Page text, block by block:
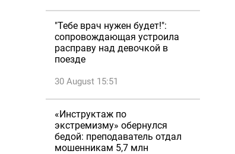
"Тебе врач нужен будет!":
сопровождающая устроила
расправу над девочкой в
поезде
30 August 15:51
«Инструктаж по
экстремизму» обернулся
бедой: преподаватель отдал
мошенникам 5,7 млн